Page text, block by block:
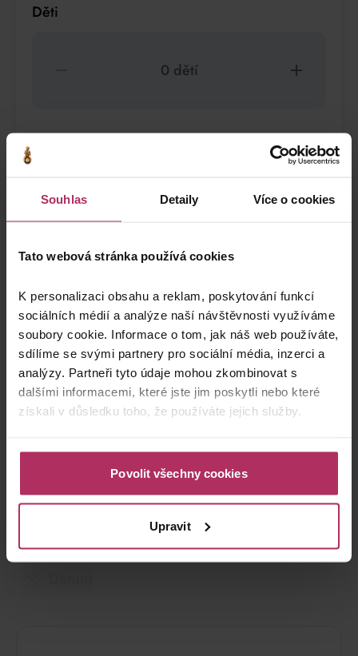
Souhlas Detaily Více o cookies
Tato webová stránka používá cookies
K personalizaci obsahu a reklam, poskytování funkcí
sociálních médií a analýze naší návštěvnosti využíváme
soubory cookie. Informace o tom, jak náš web používáte,
sdílíme se svými partnery pro sociální média, inzerci a
analýzy. Partneři tyto údaje mohou zkombinovat s
dalšími informacemi, které jste jim poskytli nebo které
získali v důsledku toho, že používáte jejich služby.
Povolit všechny cookies
Upravit
Děti
0 dětí
Zvířata
0 zvířat
Potvrdit
RADBUZA
Kategorie pokoje